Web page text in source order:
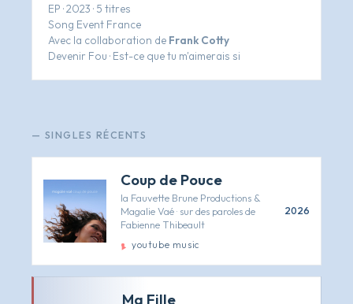
EP · 2023 · 5 titres
Song Event France
Avec la collaboration de Frank Cotty
Devenir Fou · Est-ce que tu m'aimerais si
— SINGLES RÉCENTS
Coup de Pouce
la Fauvette Brune Productions &
Magalie Vaé · sur des paroles de
Fabienne Thibeault
youtube music
2026
Ma Fille